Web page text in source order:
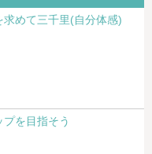
求めて三千里(自分体感)
を目指そう